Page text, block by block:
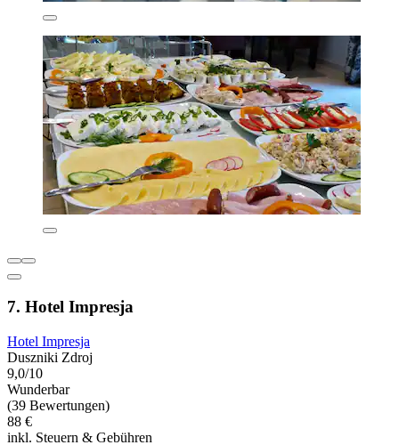
7. Hotel Impresja
Hotel Impresja
Duszniki Zdroj
9,0/10
Wunderbar
(39 Bewertungen)
88 €
inkl. Steuern & Gebühren